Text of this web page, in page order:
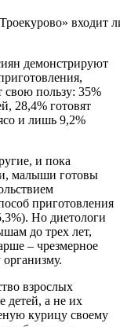
входит
демонстрируют
свою пользу: 35%
28,4% готовят
и лишь 9,2%
и пока
малыши готовы
приготовления
Но диетологи
до трех лет,
– чрезмерное
взрослых
детей, а не их
курицу своему